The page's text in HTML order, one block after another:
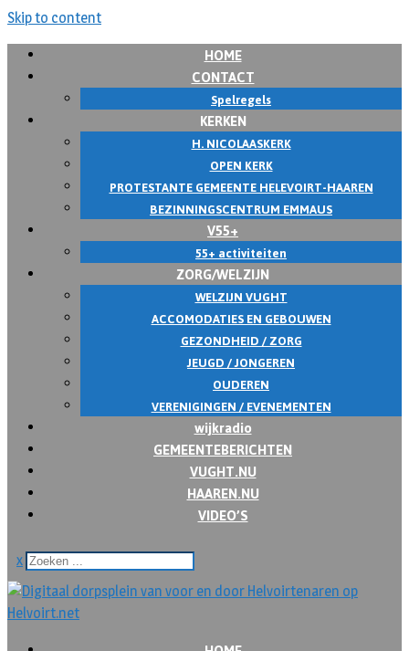
Skip to content
HOME
CONTACT
Spelregels
KERKEN
H. NICOLAASKERK
OPEN KERK
PROTESTANTE GEMEENTE HELEVOIRT-HAAREN
BEZINNINGSCENTRUM EMMAUS
V55+
55+ activiteiten
ZORG/WELZIJN
WELZIJN VUGHT
ACCOMODATIES EN GEBOUWEN
GEZONDHEID / ZORG
JEUGD / JONGEREN
OUDEREN
VERENIGINGEN / EVENEMENTEN
wijkradio
GEMEENTEBERICHTEN
VUGHT.NU
HAAREN.NU
VIDEO’S
x